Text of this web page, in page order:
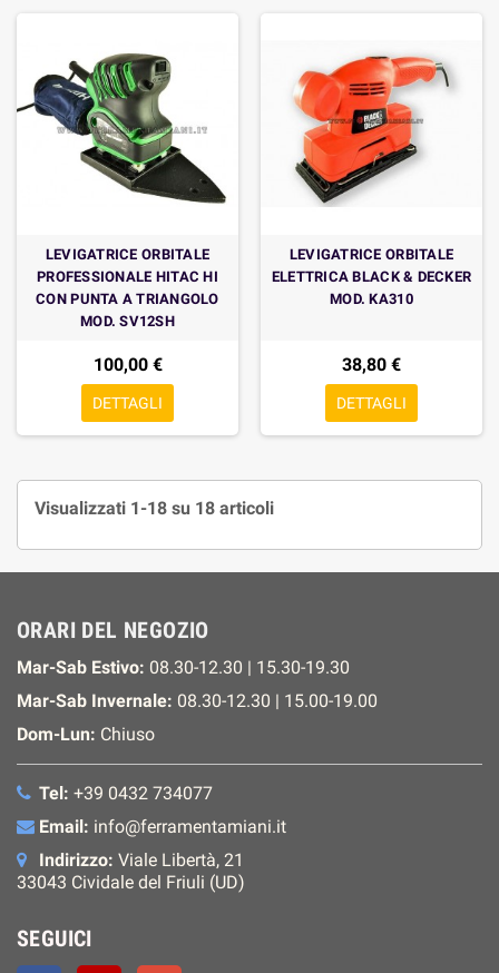
LEVIGATRICE ORBITALE
PROFESSIONALE HITAC HI
CON PUNTA A TRIANGOLO
MOD. SV12SH
100,00 €
DETTAGLI
LEVIGATRICE ORBITALE
ELETTRICA BLACK & DECKER
MOD. KA310
38,80 €
DETTAGLI
Visualizzati 1-18 su 18 articoli
ORARI DEL NEGOZIO
Mar-Sab Estivo: 08.30-12.30 | 15.30-19.30
Mar-Sab Invernale: 08.30-12.30 | 15.00-19.00
Dom-Lun: Chiuso
Tel: +39 0432 734077
Email: info@ferramentamiani.it
Indirizzo: Viale Libertà, 21
33043 Cividale del Friuli (UD)
SEGUICI